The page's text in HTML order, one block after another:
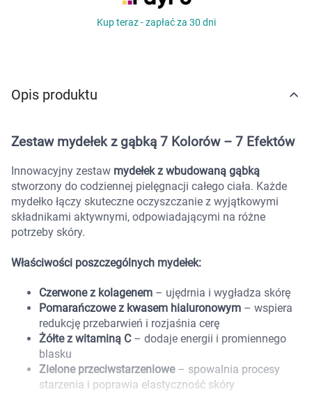
Korzystamy z plików cookies w celu
Marki
Kup teraz - zapłać za 30 dni
Opis produktu
Zestaw mydełek z gąbką 7 Kolorów – 7 Efektów
Innowacyjny zestaw mydełek z wbudowaną gąbką
stworzony do codziennej pielęgnacji całego ciała. Każde
mydełko łączy skuteczne oczyszczanie z wyjątkowymi
składnikami aktywnymi, odpowiadającymi na różne
potrzeby skóry.
Właściwości poszczególnych mydełek:
Czerwone z kolagenem – ujędrnia i wygładza skórę
Pomarańczowe z kwasem hialuronowym – wspiera
redukcję przebarwień i rozjaśnia cerę
Żółte z witaminą C– dodaje energii i promiennego
blasku
Zielone przeciwstarzeniowe– spowalnia procesy
starzenia i poprawia elastyczność skóry